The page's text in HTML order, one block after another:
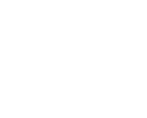
de votre projet à notre service